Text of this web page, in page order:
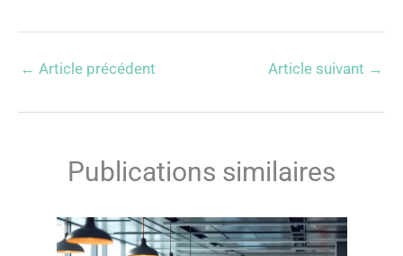
← Article précédent Article suivant →
Publications similaires